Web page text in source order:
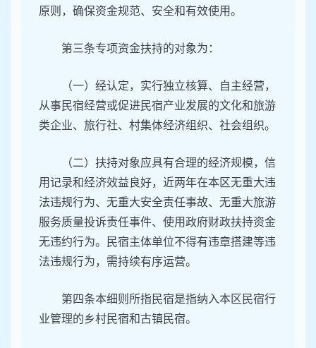
原则，确保资金规范、安全和有效使用。
第三条专项资金扶持的对象为：
（一）经认定，实行独立核算、自主经营，
从事民宿经营或促进民宿产业发展的文化和旅游
类企业、旅行社、村集体经济组织、社会组织。
（二）扶持对象应具有合理的经济规模，信
用记录和经济效益良好，近两年在本区无重大违
法违规行为、无重大安全责任事故、无重大旅游
服务质量投诉责任事件、使用政府财政扶持资金
无违约行为。民宿主体单位不得有违章搭建等违
法违规行为，需持续有序运营。
第四条本细则所指民宿是指纳入本区民宿行
业管理的乡村民宿和古镇民宿。